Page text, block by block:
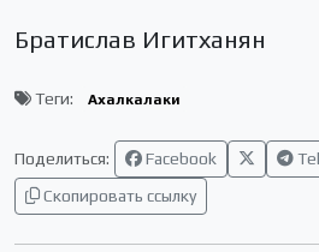
Братислав Игитханян
Теги: Ахалкалаки
Поделиться: Facebook
Скопировать ссылку